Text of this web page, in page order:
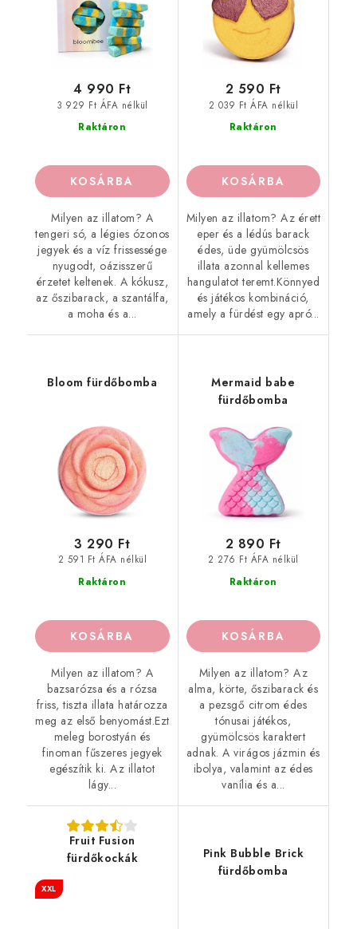
Raktáron
3 929 Ft ÁFA nélkül
4 990 Ft
KOSÁRBA
Milyen az illatom? A
tengeri só, a légies ózonos
jegyek és a víz frissessége
nyugodt, oázisszerű
érzetet keltenek. A kókusz,
az őszibarack, a szantálfa,
a moha és a...
Raktáron
2 039 Ft ÁFA nélkül
2 590 Ft
KOSÁRBA
Milyen az illatom? Az érett
eper és a lédús barack
édes, üde gyümölcsös
illata azonnal kellemes
hangulatot teremt.Könnyed
és játékos kombináció,
amely a fürdést egy apró...
Bloom fürdőbomba
Raktáron
2 591 Ft ÁFA nélkül
3 290 Ft
KOSÁRBA
Milyen az illatom? A
bazsarózsa és a rózsa
friss, tiszta illata határozza
meg az első benyomást.Ezt
meleg borostyán és
finoman fűszeres jegyek
egészítik ki. Az illatot
lágy...
Mermaid babe
fürdőbomba
Raktáron
2 276 Ft ÁFA nélkül
2 890 Ft
KOSÁRBA
Milyen az illatom? Az
alma, körte, őszibarack és
a pezsgő citrom édes
tónusai játékos,
gyümölcsös karaktert
adnak. A virágos jázmin és
ibolya, valamint az édes
vanília és a...
Fruit Fusion
fürdőkockák
XXL
Pink Bubble Brick
fürdőbomba